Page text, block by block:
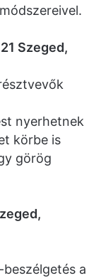
Szeged,
nyerhetnek
körbe is
görög
a